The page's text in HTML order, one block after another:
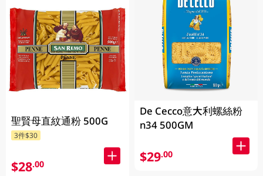
聖賢母直紋通粉 500G
3件$30
$28.00
De Cecco意大利螺絲粉
n34 500GM
$29.00